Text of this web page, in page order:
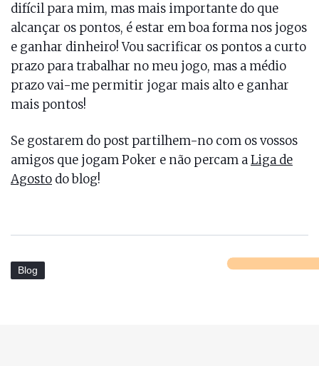
difícil para mim, mas mais importante do que
alcançar os pontos, é estar em boa forma nos jogos
e ganhar dinheiro! Vou sacrificar os pontos a curto
prazo para trabalhar no meu jogo, mas a médio
prazo vai-me permitir jogar mais alto e ganhar
mais pontos!
Se gostarem do post partilhem-no com os vossos
amigos que jogam Poker e não percam aLiga de
Agosto do blog!
Blog